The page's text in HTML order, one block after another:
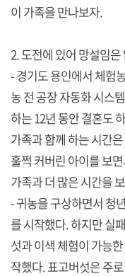
이 가족을 만나보자.
2. 도전에 있어 망설임은
- 경기도 용인에서 체험
농 전 공장 자동화 시스
하는 12년 동안 결혼도
가족과 함께 하는 시간
훌쩍 커버린 아이를 보
가족과 더 많은 시간을
- 귀농을 구상하면서 청
를 시작했다. 하지만 실
섯과 이색 체험이 가능
작했다. 표고버섯은 주